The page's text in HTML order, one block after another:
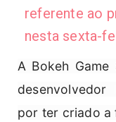
referente ao
nesta sexta-
A Bokeh
desenvolvedor
por ter criado a